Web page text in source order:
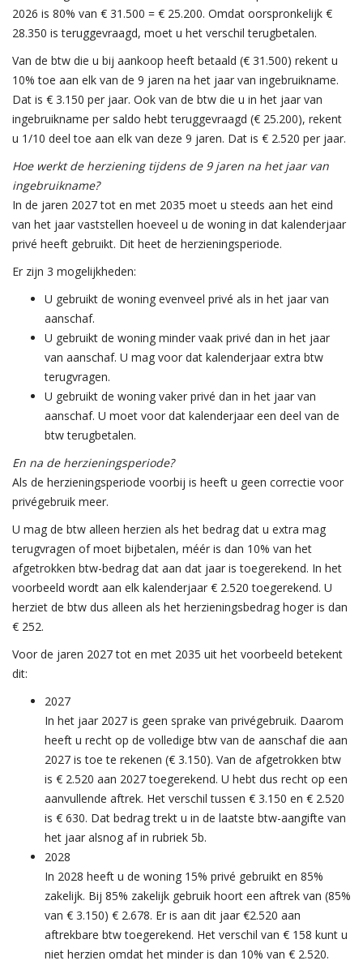
2026 is 80% van € 31.500 = € 25.200. Omdat oorspronkelijk €
28.350 is teruggevraagd, moet u het verschil terugbetalen.
Van de btw die u bij aankoop heeft betaald (€ 31.500) rekent u
10% toe aan elk van de 9 jaren na het jaar van ingebruikname.
Dat is € 3.150 per jaar. Ook van de btw die u in het jaar van
ingebruikname per saldo hebt teruggevraagd (€ 25.200), rekent
u 1/10 deel toe aan elk van deze 9 jaren. Dat is € 2.520 per jaar.
Hoe werkt de herziening tijdens de 9 jaren na het jaar van
ingebruikname?
In de jaren 2027 tot en met 2035 moet u steeds aan het eind
van het jaar vaststellen hoeveel u de woning in dat kalenderjaar
privé heeft gebruikt. Dit heet de herzieningsperiode.
Er zijn 3 mogelijkheden:
U gebruikt de woning evenveel privé als in het jaar van
aanschaf.
U gebruikt de woning minder vaak privé dan in het jaar
van aanschaf. U mag voor dat kalenderjaar extra btw
terugvragen.
U gebruikt de woning vaker privé dan in het jaar van
aanschaf. U moet voor dat kalenderjaar een deel van de
btw terugbetalen.
En na de herzieningsperiode?
Als de herzieningsperiode voorbij is heeft u geen correctie voor
privégebruik meer.
U mag de btw alleen herzien als het bedrag dat u extra mag
terugvragen of moet bijbetalen, méér is dan 10% van het
afgetrokken btw-bedrag dat aan dat jaar is toegerekend. In het
voorbeeld wordt aan elk kalenderjaar € 2.520 toegerekend. U
herziet de btw dus alleen als het herzieningsbedrag hoger is dan
€ 252.
Voor de jaren 2027 tot en met 2035 uit het voorbeeld betekent
dit:
2027
In het jaar 2027 is geen sprake van privégebruik. Daarom
heeft u recht op de volledige btw van de aanschaf die aan
2027 is toe te rekenen (€ 3.150). Van de afgetrokken btw
is € 2.520 aan 2027 toegerekend. U hebt dus recht op een
aanvullende aftrek. Het verschil tussen € 3.150 en € 2.520
is € 630. Dat bedrag trekt u in de laatste btw-aangifte van
het jaar alsnog af in rubriek 5b.
2028
In 2028 heeft u de woning 15% privé gebruikt en 85%
zakelijk. Bij 85% zakelijk gebruik hoort een aftrek van (85%
van € 3.150) € 2.678. Er is aan dit jaar €2.520 aan
aftrekbare btw toegerekend. Het verschil van € 158 kunt u
niet herzien omdat het minder is dan 10% van € 2.520.